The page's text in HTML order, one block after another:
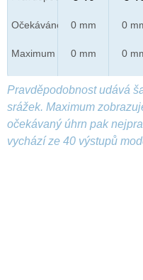
Očekáváno
Maximum
0 mm
0 mm
0
0
Pravděpodobnost udává
srážek. Maximum
očekávaný úhrn pak
vychází ze 40 výstupů